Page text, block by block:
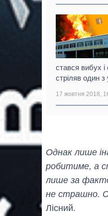
стався вибух
стріляв один з
17 жовтня 2018,
Однак лише
робитиме, а
лише за
не страшно.
Лісний.